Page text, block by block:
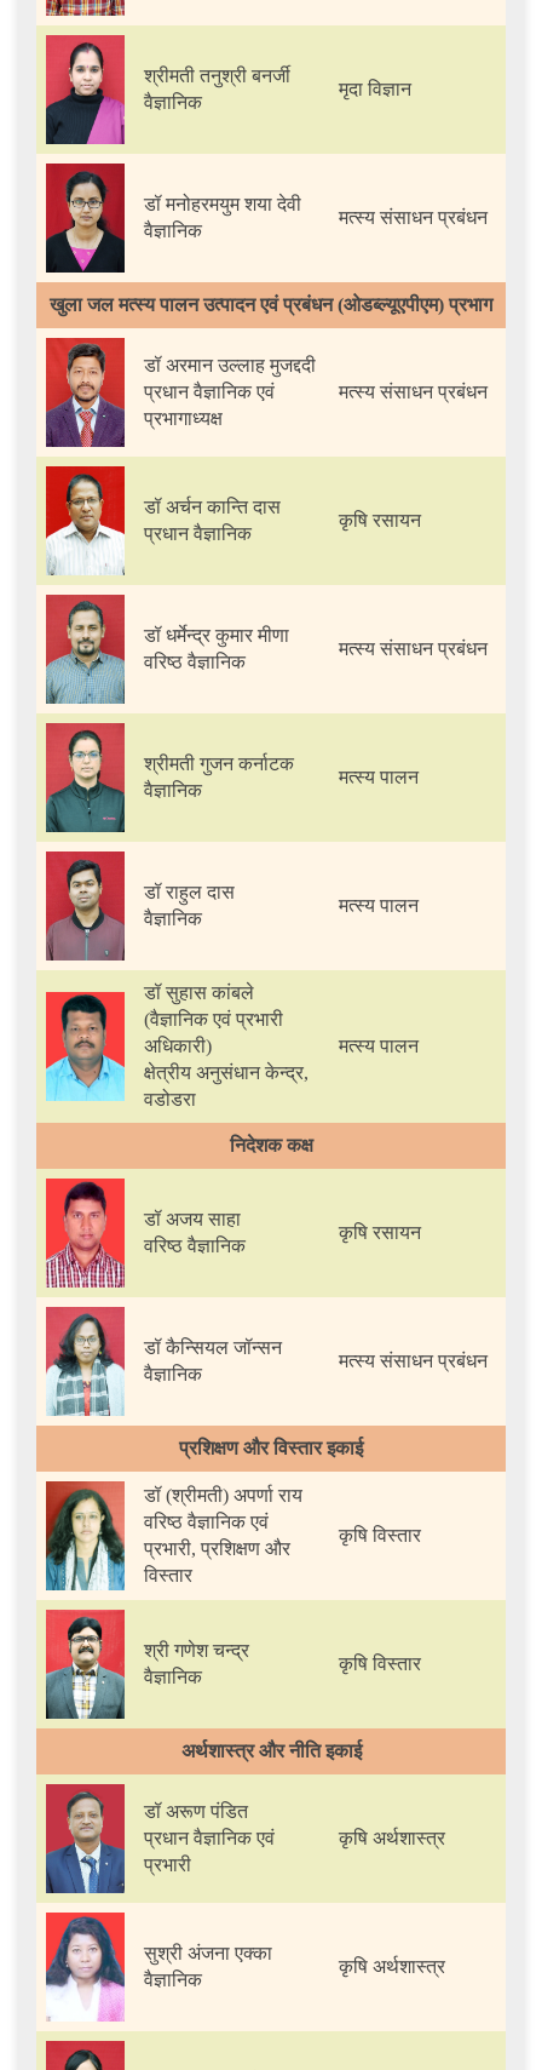
श्रीमती तनुश्री बनर्जी
वैज्ञानिक
मृदा विज्ञान
डॉ मनोहरमयुम शया देवी
वैज्ञानिक
मत्स्य संसाधन प्रबंधन
खुला जल मत्स्य पालन उत्पादन एवं प्रबंधन (ओडब्ल्यूएपीएम) प्रभाग
डॉ अरमान उल्लाह मुजद्ददी
प्रधान वैज्ञानिक एवं
प्रभागाध्यक्ष
मत्स्य संसाधन प्रबंधन
डॉ अर्चन कान्ति दास
प्रधान वैज्ञानिक
कृषि रसायन
डॉ धर्मेन्द्र कुमार मीणा
वरिष्ठ वैज्ञानिक
मत्स्य संसाधन प्रबंधन
श्रीमती गुजन कर्नाटक
वैज्ञानिक
मत्स्य पालन
डॉ राहुल दास
वैज्ञानिक
मत्स्य पालन
डॉ सुहास कांबले
(वैज्ञानिक एवं प्रभारी
अधिकारी)
क्षेत्रीय अनुसंधान केन्द्र,
वडोडरा
मत्स्य पालन
निदेशक कक्ष
डॉ अजय साहा
वरिष्ठ वैज्ञानिक
कृषि रसायन
डॉ कैन्सियल जॉन्सन
वैज्ञानिक
मत्स्य संसाधन प्रबंधन
प्रशिक्षण और विस्तार इकाई
डॉ (श्रीमती) अपर्णा राय
वरिष्ठ वैज्ञानिक एवं
प्रभारी, प्रशिक्षण और
विस्तार
कृषि विस्तार
श्री गणेश चन्द्र
वैज्ञानिक
कृषि विस्तार
अर्थशास्त्र और नीति इकाई
डॉ अरूण पंडित
प्रधान वैज्ञानिक एवं
प्रभारी
कृषि अर्थशास्त्र
सुश्री अंजना एक्का
वैज्ञानिक
कृषि अर्थशास्त्र